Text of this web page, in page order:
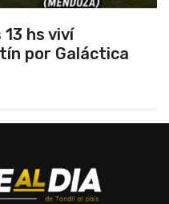
hs viví
por Galáctica